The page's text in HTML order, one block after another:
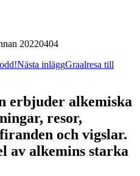
20220404
Nästa inläggGraalresa till
erbjuder alkemiska
resor,
och vigslar.
av alkemins starka